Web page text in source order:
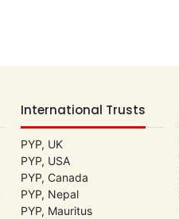
International Trusts
PYP, UK
PYP, USA
PYP, Canada
PYP, Nepal
PYP, Mauritus